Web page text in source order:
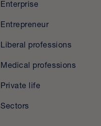
Enterprise
Entrepreneur
Liberal professions
Medical professions
Private life
Sectors